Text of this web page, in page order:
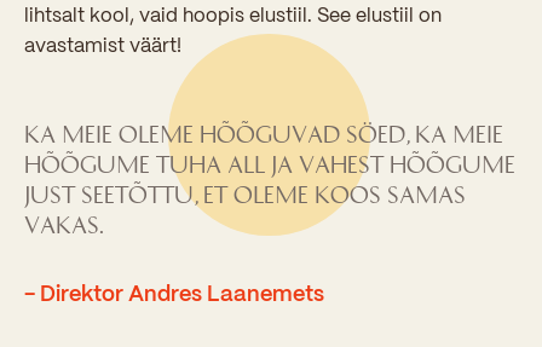
lihtsalt kool, vaid hoopis elustiil. See elustiil on
avastamist väärt!
Ka meie oleme hõõguvad söed, ka meie
hõõgume tuha all ja vahest hõõgume
just seetõttu, et oleme koos samas
vakas.
- Direktor Andres Laanemets